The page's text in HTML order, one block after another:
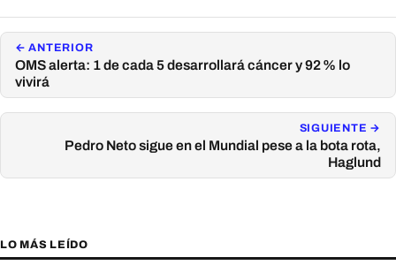
← ANTERIOR
OMS alerta: 1 de cada 5 desarrollará cáncer y 92 % lo
vivirá
SIGUIENTE →
Pedro Neto sigue en el Mundial pese a la bota rota,
Haglund
LO MÁS LEÍDO